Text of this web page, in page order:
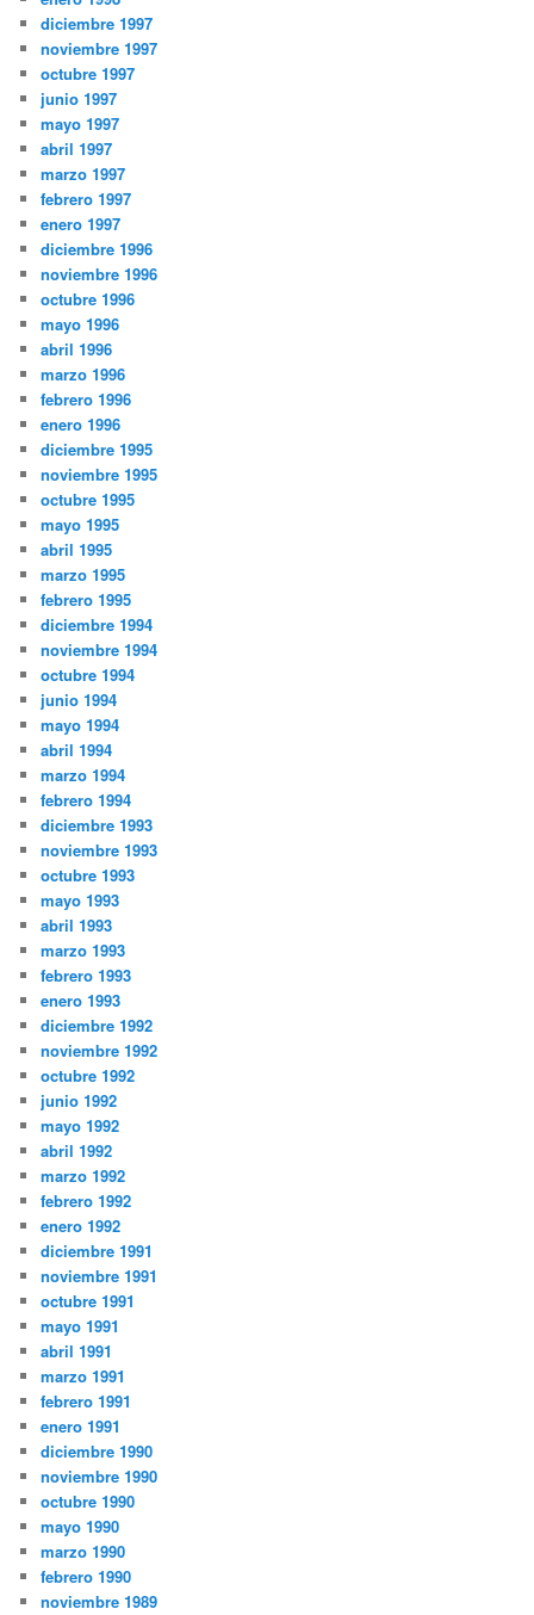
diciembre 1997
noviembre 1997
octubre 1997
junio 1997
mayo 1997
abril 1997
marzo 1997
febrero 1997
enero 1997
diciembre 1996
noviembre 1996
octubre 1996
mayo 1996
abril 1996
marzo 1996
febrero 1996
enero 1996
diciembre 1995
noviembre 1995
octubre 1995
mayo 1995
abril 1995
marzo 1995
febrero 1995
diciembre 1994
noviembre 1994
octubre 1994
junio 1994
mayo 1994
abril 1994
marzo 1994
febrero 1994
diciembre 1993
noviembre 1993
octubre 1993
mayo 1993
abril 1993
marzo 1993
febrero 1993
enero 1993
diciembre 1992
noviembre 1992
octubre 1992
junio 1992
mayo 1992
abril 1992
marzo 1992
febrero 1992
enero 1992
diciembre 1991
noviembre 1991
octubre 1991
mayo 1991
abril 1991
marzo 1991
febrero 1991
enero 1991
diciembre 1990
noviembre 1990
octubre 1990
mayo 1990
marzo 1990
febrero 1990
noviembre 1989